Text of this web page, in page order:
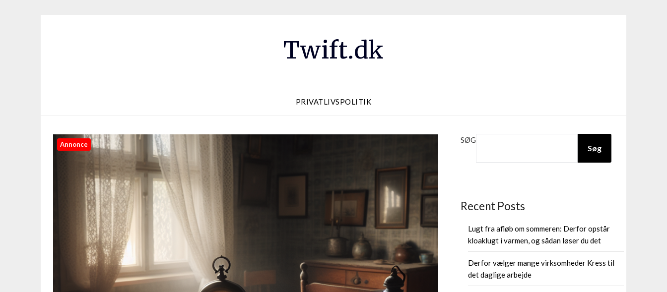
Twift.dk
PRIVATLIVSPOLITIK
Annonce SØG
Søg
Recent Posts
Lugt fra afløb om sommeren: Derfor opstår
kloaklugt i varmen, og sådan løser du det
Derfor vælger mange virksomheder Kress til
det daglige arbejde